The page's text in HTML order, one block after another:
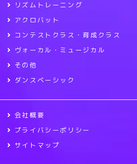
リズムトレーニング
アクロバット
コンテストクラス・育成クラス
ヴォーカル・ミュージカル
その他
ダンスベーシック
会社概要
プライバシーポリシー
サイトマップ